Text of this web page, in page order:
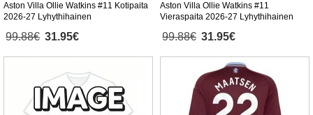
Aston Villa Ollie Watkins #11 Kotipaita
2026-27 Lyhythihainen
99.88€ 31.95€
Aston Villa Ollie Watkins #11
Vieraspaita 2026-27 Lyhythihainen
99.88€ 31.95€